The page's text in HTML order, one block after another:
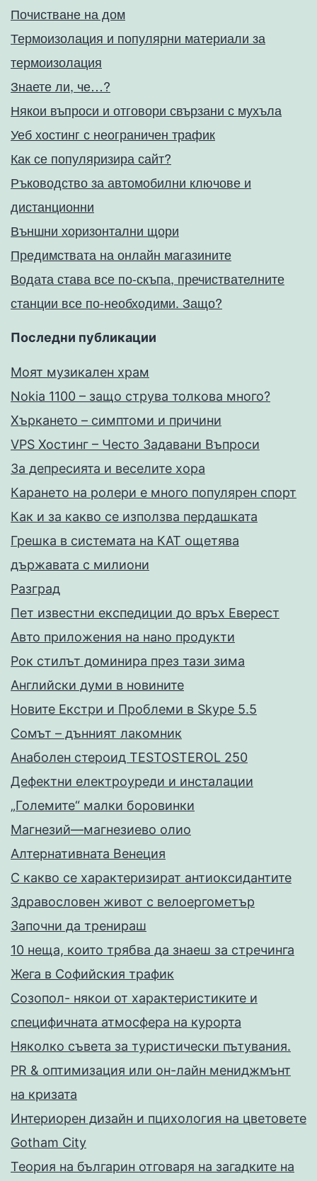
Почистване на дом
Термоизолация и популярни материали за
термоизолация
Знаете ли, че…?
Някои въпроси и отговори свързани с мухъла
Уеб хостинг с неограничен трафик
Как се популяризира сайт?
Ръководство за автомобилни ключове и
дистанционни
Външни хоризонтални щори
Предимствата на онлайн магазините
Водата става все по-скъпа, пречиствателните
станции все по-необходими. Защо?
Последни публикации
Моят музикален храм
Nokia 1100 – защо струва толкова много?
Хъркането – симптоми и причини
VPS Хостинг – Често Задавани Въпроси
За депресията и веселите хора
Карането на ролери е много популярен спорт
Как и за какво се използва пердашката
Грешка в системата на КАТ ощетява
държавата с милиони
Разград
Пет известни експедиции до връх Еверест
Авто приложения на нано продукти
Рок стилът доминира през тази зима
Английски думи в новините
Новите Екстри и Проблеми в Skype 5.5
Сомът – дънният лакомник
Анаболен стероид TESTOSTEROL 250
Дефектни електроуреди и инсталации
„Големите“ малки боровинки
Магнезий—магнезиево олио
Алтернативната Венеция
С какво се характеризират антиоксидантите
Здравословен живот с велоергометър
Запoчни да тренираш
10 неща, които трябва да знаеш за стречинга
Жега в Софийския трафик
Созопол- някои от характеристиките и
специфичната атмосфера на курорта
Няколко съвета за туристически пътувания.
PR & оптимизация или он-лайн мениджмънт
на кризата
Интериорен дизайн и пцихология на цветовете
Gotham City
Теория на българин отговаря на загадките на